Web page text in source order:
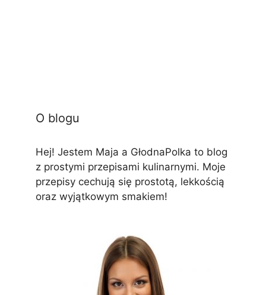
O blogu
Hej! Jestem Maja a GłodnaPolka to blog
z prostymi przepisami kulinarnymi. Moje
przepisy cechują się prostotą, lekkością
oraz wyjątkowym smakiem!